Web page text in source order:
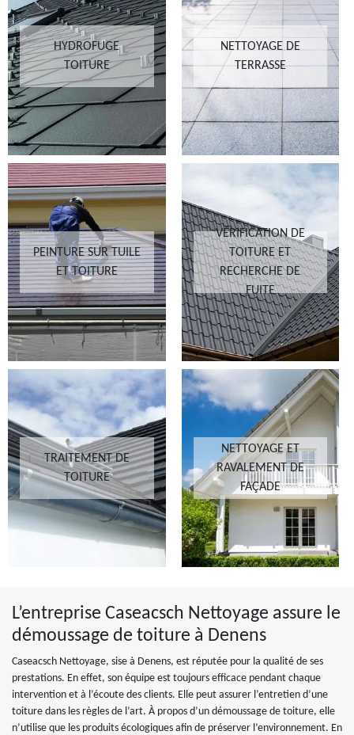
HYDROFUGE
TOITURE
NETTOYAGE DE
TERRASSE
PEINTURE SUR TUILE
ET TOITURE
VÉRIFICATION DE
TOITURE ET
RECHERCHE DE
FUITE
TRAITEMENT DE
TOITURE
NETTOYAGE ET
RAVALEMENT DE
FAÇADE
L’entreprise Caseacsch Nettoyage assure le
démoussage de toiture à Denens
Caseacsch Nettoyage, sise à Denens, est réputée pour la qualité de ses
prestations. En effet, son équipe est toujours efficace pendant chaque
intervention et à l’écoute des clients. Elle peut assurer l’entretien d’une
toiture dans les règles de l’art. À propos d’un démoussage de toiture, elle
n’utilise que les produits écologiques afin de préserver l’environnement. En